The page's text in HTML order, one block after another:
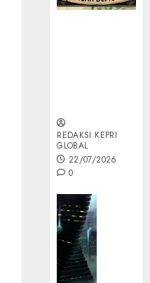
REDAKSI KEPRI
GLOBAL
22/07/2026
0